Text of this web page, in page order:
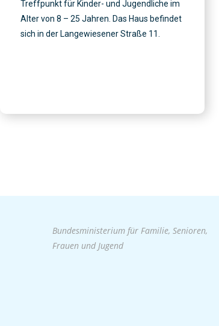
Treffpunkt für Kinder- und Jugendliche im
Alter von 8 – 25 Jahren. Das Haus befindet
sich in der Langewiesener Straße 11.
Bundesministerium für Familie, Senioren,
Frauen und Jugend